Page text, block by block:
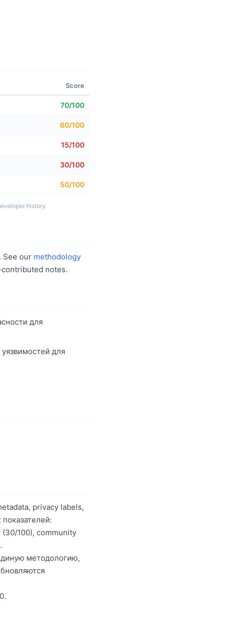
Score
70/100
60/100
15/100
30/100
50/100
history.
See our methodology
notes.
для
для
privacy labels,
(30/100), community
методологию,